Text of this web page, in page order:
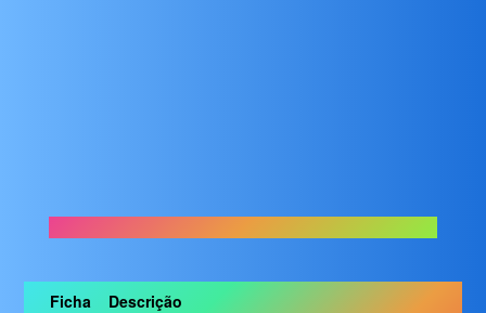
Ficha Descrição